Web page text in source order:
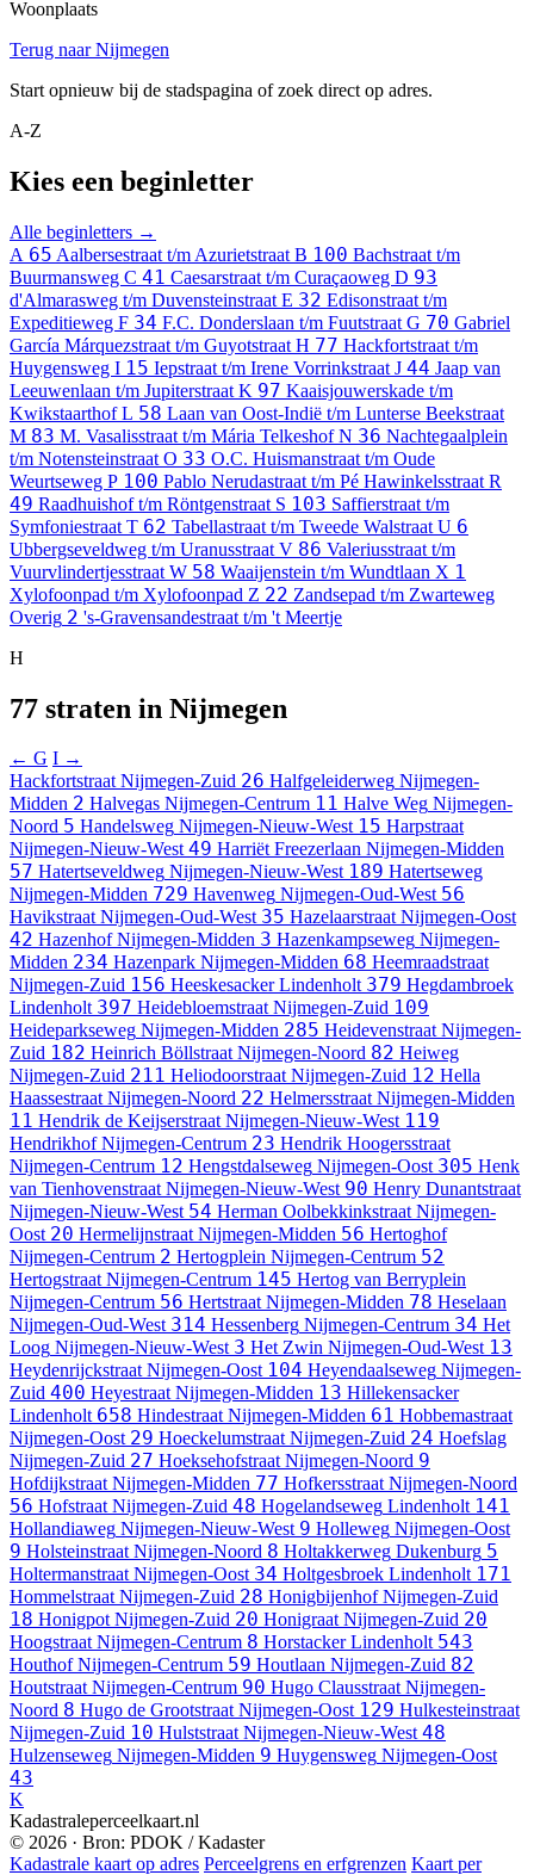
Woonplaats
Terug naar Nijmegen
Start opnieuw bij de stadspagina of zoek direct op adres.
A-Z
Kies een beginletter
Alle beginletters →
A 65 Aalbersestraat t/m Azurietstraat B 100 Bachstraat t/m
Buurmansweg C 41 Caesarstraat t/m Curaçaoweg D 93
d'Almarasweg t/m Duvensteinstraat E 32 Edisonstraat t/m
Expeditieweg F 34 F.C. Donderslaan t/m Fuutstraat G 70 Gabriel
García Márquezstraat t/m Guyotstraat H 77 Hackfortstraat t/m
Huygensweg I 15 Iepstraat t/m Irene Vorrinkstraat J 44 Jaap van
Leeuwenlaan t/m Jupiterstraat K 97 Kaaisjouwerskade t/m
KwikstaarthofL 58 Laan van Oost-Indië t/m Lunterse Beekstraat
M 83 M. Vasalisstraat t/m Mária TelkeshofN 36 Nachtegaalplein
t/m Notensteinstraat O 33 O.C. Huismanstraat t/m Oude
Weurtseweg P 100 Pablo Nerudastraat t/m Pé Hawinkelsstraat R
49 Raadhuishof t/m Röntgenstraat S 103 Saffierstraat t/m
Symfoniestraat T 62 Tabellastraat t/m Tweede Walstraat U 6
Ubbergseveldweg t/m Uranusstraat V 86 Valeriusstraat t/m
Vuurvlindertjesstraat W 58 Waaijenstein t/m Wundtlaan X 1
Xylofoonpad t/m Xylofoonpad Z 22 Zandsepad t/m Zwarteweg
Overig 2 's-Gravensandestraat t/m 't Meertje
H
77 straten in Nijmegen
← G I →
Hackfortstraat Nijmegen-Zuid 26 Halfgeleiderweg Nijmegen-
Midden 2 Halvegas Nijmegen-Centrum 11 Halve Weg Nijmegen-
Noord 5 Handelsweg Nijmegen-Nieuw-West 15 Harpstraat
Nijmegen-Nieuw-West 49 Harriët Freezerlaan Nijmegen-Midden
57 Hatertseveldweg Nijmegen-Nieuw-West 189 Hatertseweg
Nijmegen-Midden 729 Havenweg Nijmegen-Oud-West 56
Havikstraat Nijmegen-Oud-West 35 Hazelaarstraat Nijmegen-Oost
42 Hazenhof Nijmegen-Midden 3 Hazenkampseweg Nijmegen-
Midden 234 Hazenpark Nijmegen-Midden 68 Heemraadstraat
Nijmegen-Zuid 156 Heeskesacker Lindenholt 379 Hegdambroek
Lindenholt 397 Heidebloemstraat Nijmegen-Zuid 109
Heideparkseweg Nijmegen-Midden 285 Heidevenstraat Nijmegen-
Zuid 182 Heinrich Böllstraat Nijmegen-Noord 82 Heiweg
Nijmegen-Zuid 211 Heliodoorstraat Nijmegen-Zuid 12 Hella
Haassestraat Nijmegen-Noord 22 Helmersstraat Nijmegen-Midden
11 Hendrik de Keijserstraat Nijmegen-Nieuw-West 119
Hendrikhof Nijmegen-Centrum 23 Hendrik Hoogersstraat
Nijmegen-Centrum 12 Hengstdalseweg Nijmegen-Oost 305 Henk
van Tienhovenstraat Nijmegen-Nieuw-West 90 Henry Dunantstraat
Nijmegen-Nieuw-West 54 Herman Oolbekkinkstraat Nijmegen-
Oost 20 Hermelijnstraat Nijmegen-Midden 56 Hertoghof
Nijmegen-Centrum 2 Hertogplein Nijmegen-Centrum 52
Hertogstraat Nijmegen-Centrum 145 Hertog van Berryplein
Nijmegen-Centrum 56 Hertstraat Nijmegen-Midden 78 Heselaan
Nijmegen-Oud-West 314 Hessenberg Nijmegen-Centrum 34 Het
Loog Nijmegen-Nieuw-West 3 Het Zwin Nijmegen-Oud-West 13
Heydenrijckstraat Nijmegen-Oost 104 Heyendaalseweg Nijmegen-
Zuid 400 Heyestraat Nijmegen-Midden 13 Hillekensacker
Lindenholt 658 Hindestraat Nijmegen-Midden 61 Hobbemastraat
Nijmegen-Oost 29 Hoeckelumstraat Nijmegen-Zuid 24 Hoefslag
Nijmegen-Zuid 27 Hoeksehofstraat Nijmegen-Noord 9
Hofdijkstraat Nijmegen-Midden 77 Hofkersstraat Nijmegen-Noord
56 Hofstraat Nijmegen-Zuid 48 Hogelandseweg Lindenholt 141
Hollandiaweg Nijmegen-Nieuw-West 9 Holleweg Nijmegen-Oost
9 Holsteinstraat Nijmegen-Noord 8 Holtakkerweg Dukenburg 5
Holtermanstraat Nijmegen-Oost 34 Holtgesbroek Lindenholt 171
Hommelstraat Nijmegen-Zuid 28 Honigbijenhof Nijmegen-Zuid
18 Honigpot Nijmegen-Zuid 20 Honigraat Nijmegen-Zuid 20
Hoogstraat Nijmegen-Centrum 8 Horstacker Lindenholt 543
Houthof Nijmegen-Centrum 59 Houtlaan Nijmegen-Zuid 82
Houtstraat Nijmegen-Centrum 90 Hugo Clausstraat Nijmegen-
Noord 8 Hugo de Grootstraat Nijmegen-Oost 129 Hulkesteinstraat
Nijmegen-Zuid 10 Hulststraat Nijmegen-Nieuw-West 48
Hulzenseweg Nijmegen-Midden 9 Huygensweg Nijmegen-Oost
43
K
Kadastraleperceelkaart.nl
© 2026 · Bron: PDOK / Kadaster
Kadastrale kaart op adres Perceelgrens en erfgrenzen Kaart per